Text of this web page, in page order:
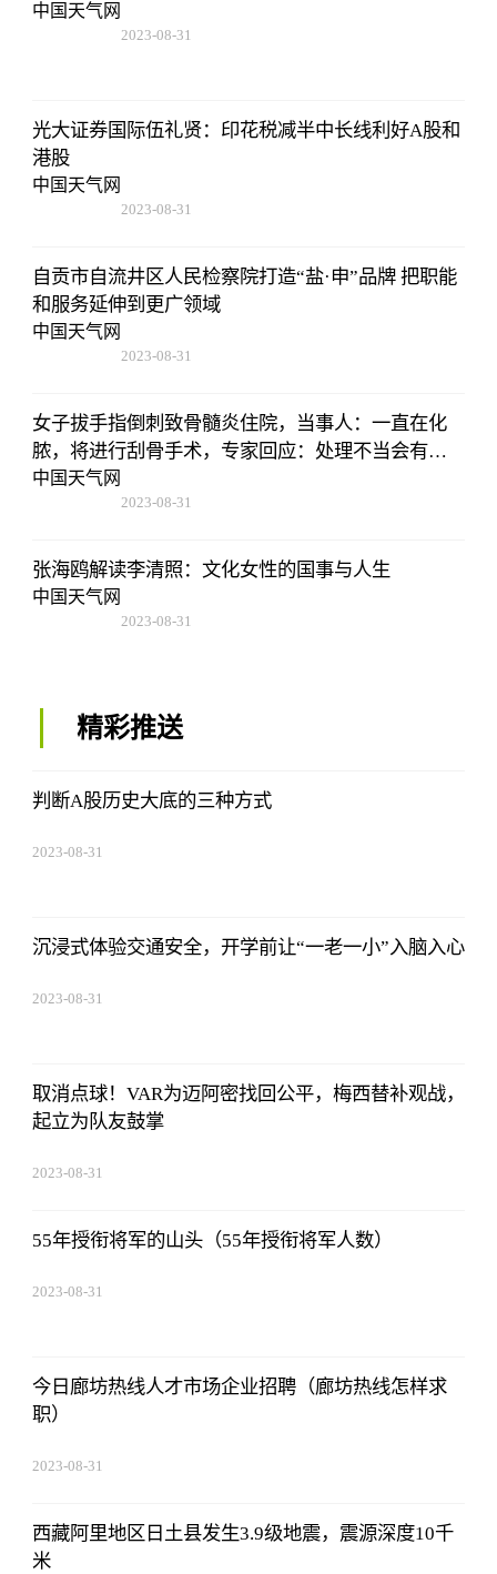
中国天气网
2023-08-31
光大证券国际伍礼贤：印花税减半中长线利好A股和
港股
中国天气网
2023-08-31
自贡市自流井区人民检察院打造“盐·申”品牌 把职能
和服务延伸到更广领域
中国天气网
2023-08-31
女子拔手指倒刺致骨髓炎住院，当事人：一直在化
脓，将进行刮骨手术，专家回应：处理不当会有截
肢风险
中国天气网
2023-08-31
张海鸥解读李清照：文化女性的国事与人生
中国天气网
2023-08-31
精彩推送
判断A股历史大底的三种方式
2023-08-31
沉浸式体验交通安全，开学前让“一老一小”入脑入心
2023-08-31
取消点球！VAR为迈阿密找回公平，梅西替补观战，
起立为队友鼓掌
2023-08-31
55年授衔将军的山头（55年授衔将军人数）
2023-08-31
今日廊坊热线人才市场企业招聘（廊坊热线怎样求
职）
2023-08-31
西藏阿里地区日土县发生3.9级地震，震源深度10千
米